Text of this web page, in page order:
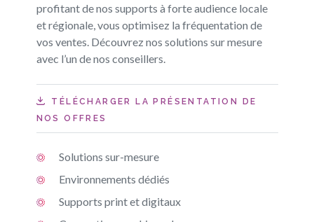
profitant de nos supports à forte audience locale
et régionale, vous optimisez la fréquentation de
vos ventes. Découvrez nos solutions sur mesure
avec l’un de nos conseillers.
TÉLÉCHARGER LA PRÉSENTATION DE
NOS OFFRES
Solutions sur-mesure
Environnements dédiés
Supports print et digitaux